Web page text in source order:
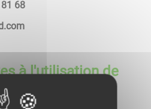
30
à l'utilisation de